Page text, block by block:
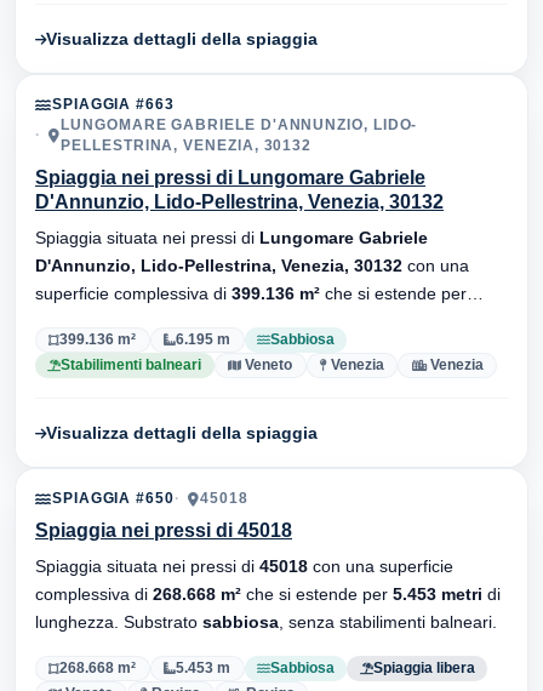
Visualizza dettagli della spiaggia
SPIAGGIA #663
LUNGOMARE GABRIELE D'ANNUNZIO, LIDO-
PELLESTRINA, VENEZIA, 30132
Spiaggia nei pressi di Lungomare Gabriele
D'Annunzio, Lido-Pellestrina, Venezia, 30132
Spiaggia situata nei pressi di Lungomare Gabriele
D'Annunzio, Lido-Pellestrina, Venezia, 30132 con una
superficie complessiva di 399.136 m² che si estende per
stabilimenti balneari.
399.136 m² 6.195 m
Sabbiosa
Stabilimenti balneari
Veneto Venezia Venezia
Visualizza dettagli della spiaggia
SPIAGGIA #650 45018
Spiaggia nei pressi di 45018
Spiaggia situata nei pressi di 45018 con una superficie
complessiva di 268.668 m² che si estende per 5.453 metri di
lunghezza. Substrato sabbiosa , senza stabilimenti balneari.
268.668 m² 5.453 m Sabbiosa
Spiaggia libera